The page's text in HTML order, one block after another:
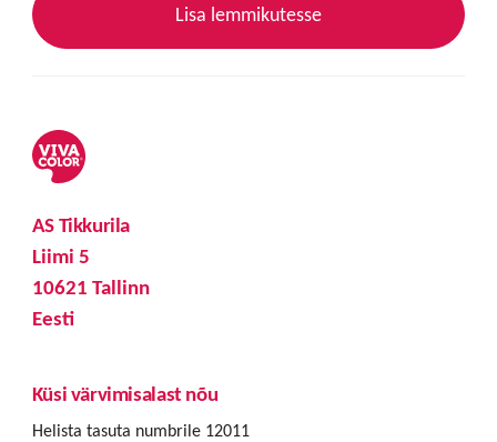
Lisa lemmikutesse
AS Tikkurila
Liimi 5
10621 Tallinn
Eesti
Küsi värvimisalast nõu
Helista tasuta numbrile 12011